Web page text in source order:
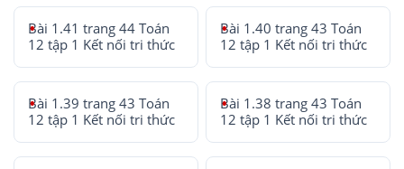
Bài 1.41 trang 44 Toán
12 tập 1 Kết nối tri thức
Bài 1.40 trang 43 Toán
12 tập 1 Kết nối tri thức
Bài 1.39 trang 43 Toán
12 tập 1 Kết nối tri thức
Bài 1.38 trang 43 Toán
12 tập 1 Kết nối tri thức